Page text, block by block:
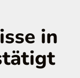
in